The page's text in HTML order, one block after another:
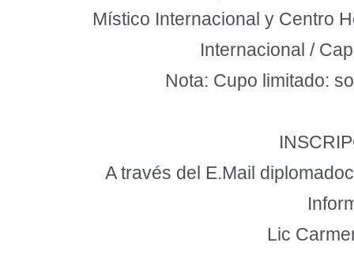
Místico Internacional y Centro
Internacional /
Nota: Cupo limitado:
A través del E.Mail
Lic